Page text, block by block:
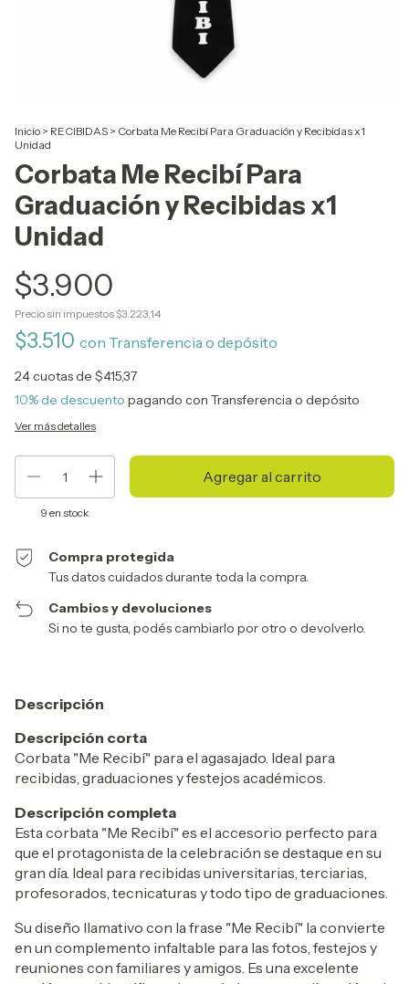
Inicio > RECIBIDAS > Corbata Me Recibí Para Graduación y Recibidas x1
Unidad
Corbata Me Recibí Para
Graduación y Recibidas x1
Unidad
$3.900
Precio sin impuestos $3.223,14
$3.510 con Transferencia o depósito
24cuotas de $415,37
10% de descuento pagando con Transferencia o depósito
Ver más detalles
9 en stock
Compra protegida
Tus datos cuidados durante toda la compra.
Cambios y devoluciones
Si no te gusta, podés cambiarlo por otro o devolverlo.
Descripción
Descripción corta
Corbata "Me Recibí" para el agasajado. Ideal para
recibidas, graduaciones y festejos académicos.
Descripción completa
Esta corbata "Me Recibí" es el accesorio perfecto para
que el protagonista de la celebración se destaque en su
gran día. Ideal para recibidas universitarias, terciarias,
profesorados, tecnicaturas y todo tipo de graduaciones.
Su diseño llamativo con la frase "Me Recibí" la convierte
en un complemento infaltable para las fotos, festejos y
reuniones con familiares y amigos. Es una excelente